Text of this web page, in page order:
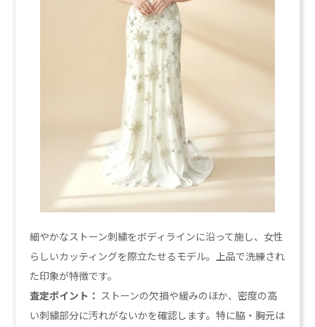
細やかなストーン刺繍をボディラインに沿って施し、女性
らしいカッティングを際立たせるモデル。上品で洗練され
た印象が特徴です。
査定ポイント： ストーンの欠損や緩みのほか、密度の高
い刺繍部分に汚れがないかを確認します。特に脇・胸元は